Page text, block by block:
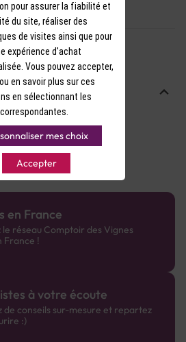
Vins
en France
le réseau Comptoir des Vignes
France !
à votre écoute
de conseils sur-mesure et repartez
:)
pour assurer la fiabilité et
du site, réaliser des
de visites ainsi que pour
expérience d'achat
Vous pouvez accepter,
en savoir plus sur ces
en sélectionnant les
mes choix
Accepter